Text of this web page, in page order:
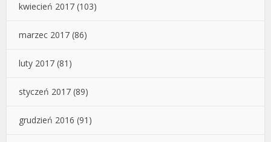
kwiecień 2017 (103)
marzec 2017 (86)
luty 2017 (81)
styczeń 2017 (89)
grudzień 2016 (91)